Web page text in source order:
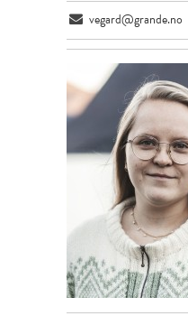
vegard@grande.no